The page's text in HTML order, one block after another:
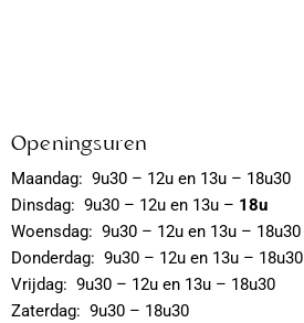
Openingsuren
Maandag: 9u30 – 12u en 13u – 18u30
Dinsdag: 9u30 – 12u en 13u – 18u
Woensdag: 9u30 – 12u en 13u – 18u30
Donderdag: 9u30 – 12u en 13u – 18u30
Vrijdag: 9u30 – 12u en 13u – 18u30
Zaterdag: 9u30 – 18u30